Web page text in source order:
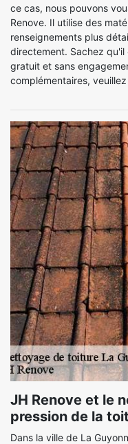
ce cas, nous pouvons
Renove. Il utilise des
renseignements plus
directement. Sachez qu'il
gratuit et sans
complémentaires,
JH Renove et le
pression de la
Dans la ville de La